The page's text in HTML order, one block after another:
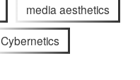
media aesthetics
Cybernetics